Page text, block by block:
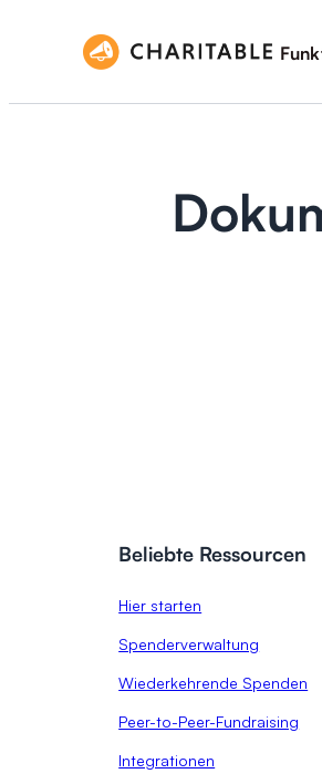
Beliebte Ressourcen
Hier starten
Spenderverwaltung
Wiederkehrende Spenden
Peer-to-Peer-Fundraising
Integrationen